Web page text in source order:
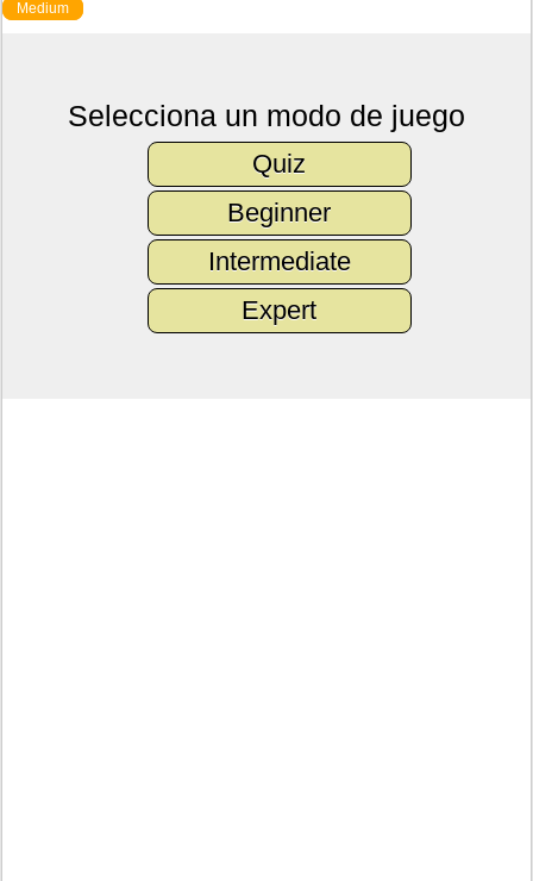
Medium
Selecciona un modo de juego
Quiz
Beginner
Intermediate
Expert